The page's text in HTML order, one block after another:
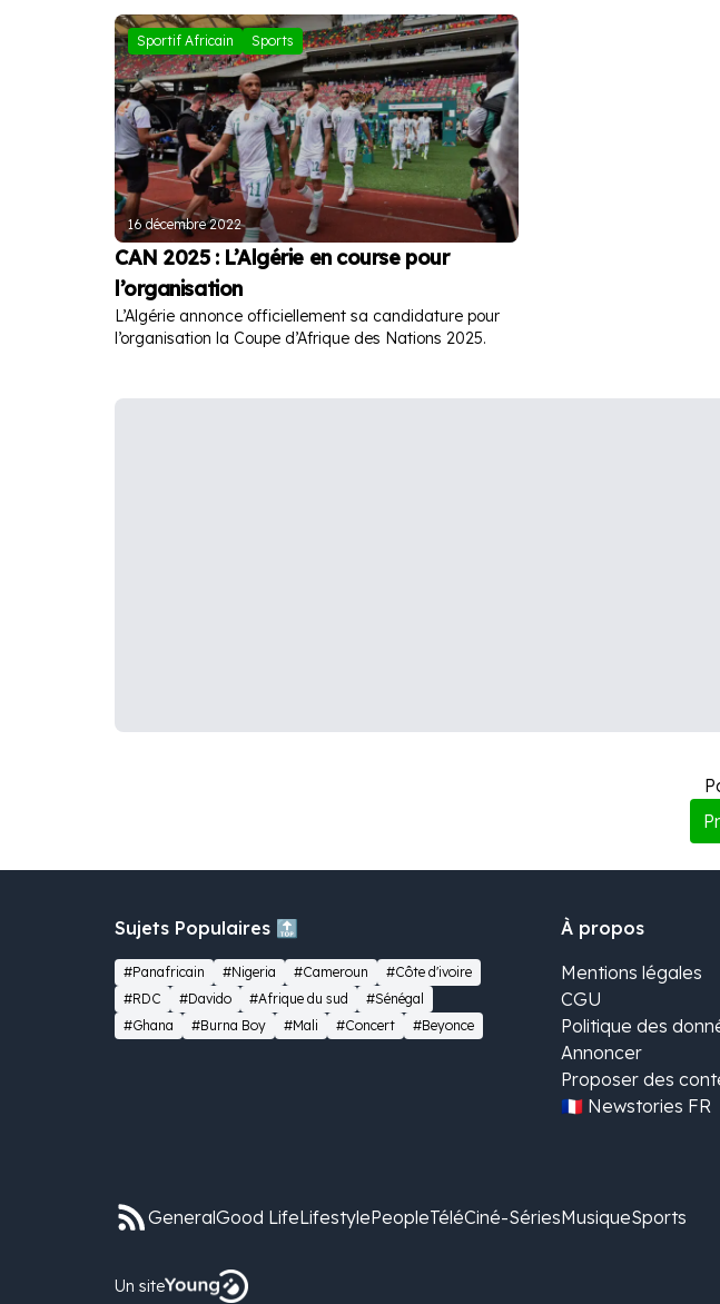
soigner.
Sportif Africain Sports
16 décembre 2022
CAN 2025 : L’Algérie en course pour
l’organisation
L’Algérie annonce officiellement sa candidature pour
l’organisation la Coupe d’Afrique des Nations 2025.
Sujets Populaires 🔝
#Panafricain #Nigeria #Cameroun
#Côte d'ivoire
#RDC
#Davido #Afrique du sud
#Sénégal
#Ghana
#Burna Boy #Mali #Concert #Beyonce
À propos
Mentions légales
CGU
Politique des
Annoncer
Proposer des
🇫🇷 Newstories FR
GeneralGood LifeLifestylePeopleTéléCiné-SériesMusiqueSports
Un site